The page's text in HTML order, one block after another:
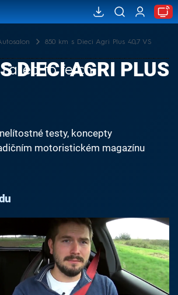
850 km s Dieci Agri Plus 40,7 VS
Failed to fetch
DIECI AGRI PLUS
testy, koncepty
motoristickém magazínu